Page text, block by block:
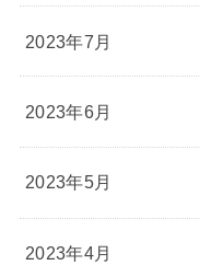
2023年7月
2023年6月
2023年5月
2023年4月